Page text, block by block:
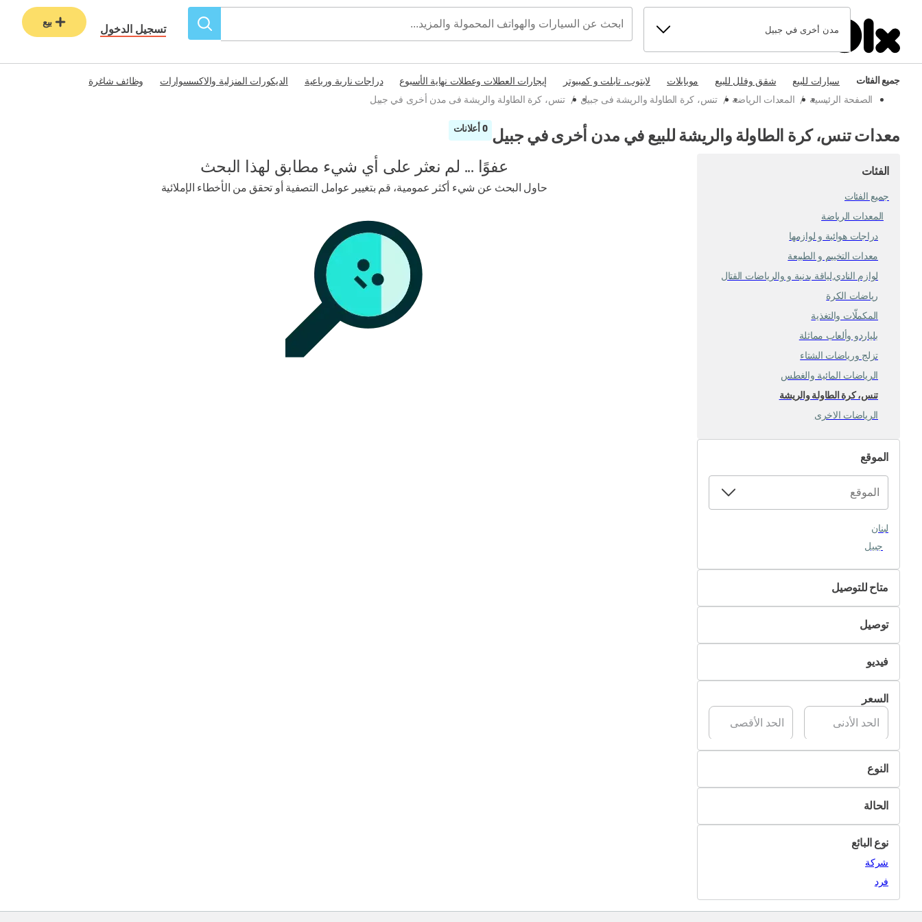
مدن أخرى في جبيل تسجيل الدخول
بيع
جميع الفئات سيارات للبيع شقق وفلل للبيع موبايلات لابتوب، تابلت و كمبيوتر إيجارات العطلات وعطلات نهاية الأسبوع دراجات نارية ورباعية الديكورات المنزلية والاكسسوارات
وظائف شاغرة
الصفحة الرئيسية / المعدات الرياضة / تنس، كرة الطاولة والريشة فى جبيل / تنس، كرة الطاولة والريشة فى مدن أخرى في جبيل
معدات تنس، كرة الطاولة والريشة للبيع في مدن أخرى في جبيل 0 أعلانات
الفئات
جميع الفئات
المعدات الرياضة
دراجات هوائية و لوازمها
معدات التخييم و الطبيعة
لوازم النادي,لياقة بدنية و والرياضات القتال
رياضات الكرة
المكملّات والتغذية
بلياردو وألعاب مماثلة
تزلج ورياضات الشتاء
الرياضات المائية والغطس
تنس، كرة الطاولة والريشة
الرياضات الاخرى
الموقع
لبنان
جبيل
متاح للتوصيل
لا
نعم
توصيل
التسليم الذاتي
تسليم Pik&Dropفيديو
غير متوفر
متوفرالسعر
النوع
تنس الريشة
كرة الطاولة
بادل
الحالة
جديد
مستعملنوع البائع
شركة
فرد
عفوًا ... لم نعثر على أي شيء مطابق لهذا البحث
حاول البحث عن شيء أكثر عمومية، قم بتغيير عوامل التصفية أو تحقق من الأخطاء الإملائية